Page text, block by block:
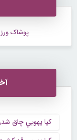
پوشاک
كيا يهويي چاق